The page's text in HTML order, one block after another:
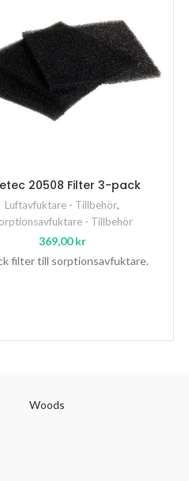
20508 Filter 3-pack
Luftavfuktare - Tillbehör,
- Tillbehör
369,00kr
filter till sorptionsavfuktare.
Woods